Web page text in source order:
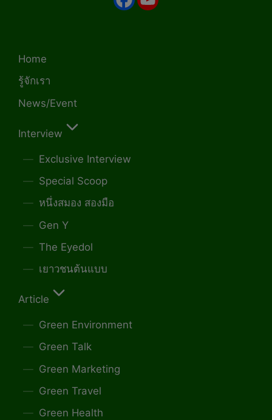
Home
รู้จักเรา
News/Event
Interview
Exclusive Interview
Special Scoop
หนึ่งสมอง สองมือ
Gen Y
The Eyedol
เยาวชนต้นแบบ
Article
Green Environment
Green Talk
Green Marketing
Green Travel
Green Health